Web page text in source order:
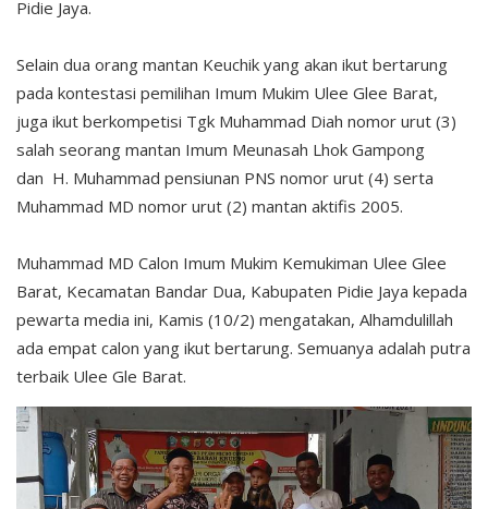
Pidie Jaya.
Selain dua orang mantan Keuchik yang akan ikut bertarung
pada kontestasi pemilihan Imum Mukim Ulee Glee Barat,
juga ikut berkompetisi Tgk Muhammad Diah nomor urut (3)
salah seorang mantan Imum Meunasah Lhok Gampong
dan H. Muhammad pensiunan PNS nomor urut (4) serta
Muhammad MD nomor urut (2) mantan aktifis 2005.
Muhammad MD Calon Imum Mukim Kemukiman Ulee Glee
Barat, Kecamatan Bandar Dua, Kabupaten Pidie Jaya kepada
pewarta media ini, Kamis (10/2) mengatakan, Alhamdulillah
ada empat calon yang ikut bertarung. Semuanya adalah putra
terbaik Ulee Gle Barat.